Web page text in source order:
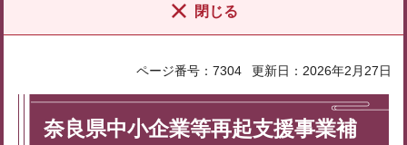
閉じる
ページ番号：7304 更新日：2026年2月27日
奈良県中小企業等再起支援事業補